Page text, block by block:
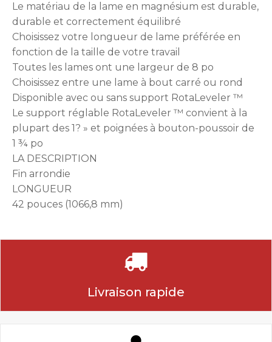
Le matériau de la lame en magnésium est durable,
durable et correctement équilibré
Choisissez votre longueur de lame préférée en
fonction de la taille de votre travail
Toutes les lames ont une largeur de 8 po
Choisissez entre une lame à bout carré ou rond
Disponible avec ou sans support RotaLeveler ™
Le support réglable RotaLeveler ™ convient à la
plupart des 1? » et poignées à bouton-poussoir de
1 ¾ po
LA DESCRIPTION
Fin arrondie
LONGUEUR
42 pouces (1066,8 mm)
Livraison rapide